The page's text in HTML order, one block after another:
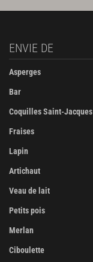
ENVIE DE
Asperges
Bar
Coquilles Saint-Jacques
Fraises
Lapin
Artichaut
Veau de lait
Petits pois
Merlan
Ciboulette